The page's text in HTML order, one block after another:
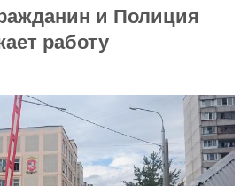
и Полиция
работу